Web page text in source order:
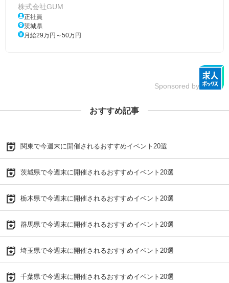
株式会社GUM
正社員
茨城県
月給29万円～50万円
Sponsored by
おすすめ記事
関東で今週末に開催されるおすすめイベント20選
茨城県で今週末に開催されるおすすめイベント20選
栃木県で今週末に開催されるおすすめイベント20選
群馬県で今週末に開催されるおすすめイベント20選
埼玉県で今週末に開催されるおすすめイベント20選
千葉県で今週末に開催されるおすすめイベント20選